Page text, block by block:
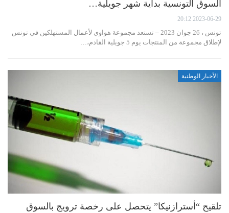
السوق التونسية بداية شهر جويلية…
2023-06-29 20:12
تونس ، 26 جوان 2023 – تستعد مجموعة هواوي لأعمال المستهلكين في تونس
لإطلاق مجموعة من المنتجات يوم 5 جويلية القادم،…
الأخبار الوطنية
تلقيح “أسترازنيكا” يتحصل على رخصة ترويج بالسوق